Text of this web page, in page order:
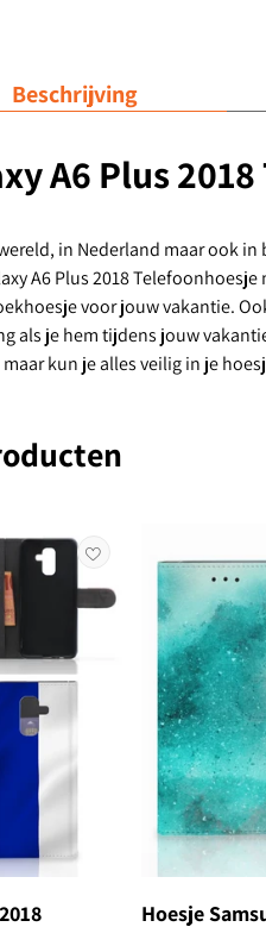
Beschrijving
A6 Plus
in Nederland maar ook
A6 Plus 2018
voor jouw vakantie.
als je hem tijdens jouw
kun je alles veilig in je
Hoesje